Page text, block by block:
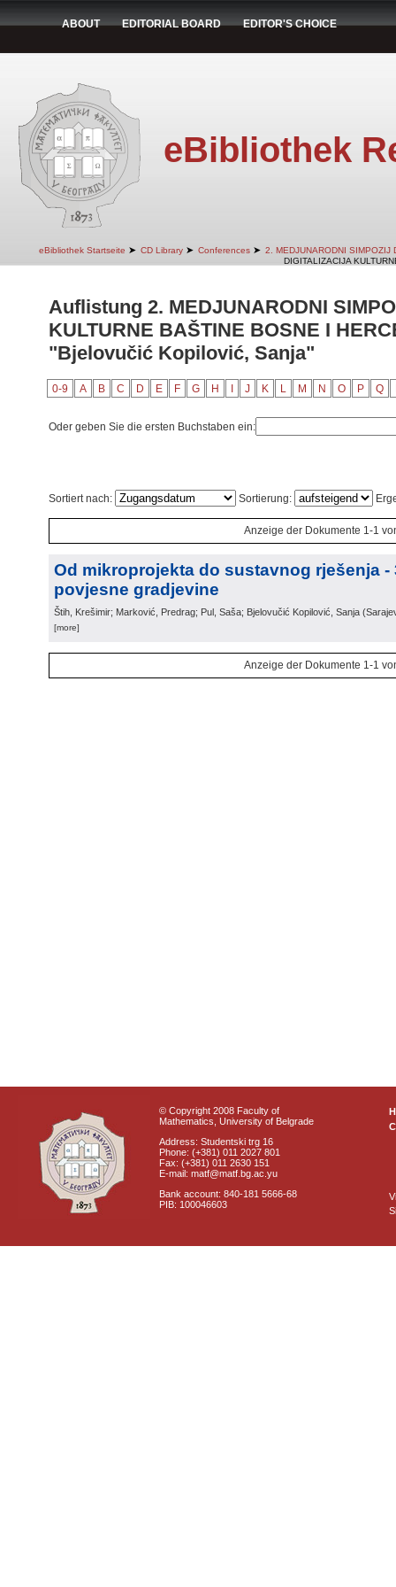
ABOUT EDITORIAL BOARD EDITOR'S CHOICE
eBibliothek
eBibliothek Startseite ➤ CD Library ➤ Conferences ➤ 2. MEDJUNARODNI SIMPOZIJ
DIGITALIZACIJA
Auflistung 2. MEDJUNARODNI
KULTURNE BAŠTINE BOSNE I
"Bjelovučić Kopilović, Sanja"
0-9 A B C D E F G H J K L M N O P Q
Oder geben Sie die ersten Buchstaben ein:
Sortiert nach: Sortierung:
Anzeige der Dokumente 1-1
Od mikroprojekta do sustavnog rješenja -
povjesne gradjevine
Štih, Krešimir; Marković, Predrag; Pul, Saša; Bjelovučić Kopilović, Sanja (
[more]
Anzeige der Dokumente 1-1
© Copyright 2008 Faculty of
Mathematics, University of Belgrade
Address: Studentski trg 16
Phone: (+381) 011 2027 801
Fax: (+381) 011 2630 151
E-mail: matf@matf.bg.ac.yu
Bank account: 840-181 5666-68
PIB: 100046603